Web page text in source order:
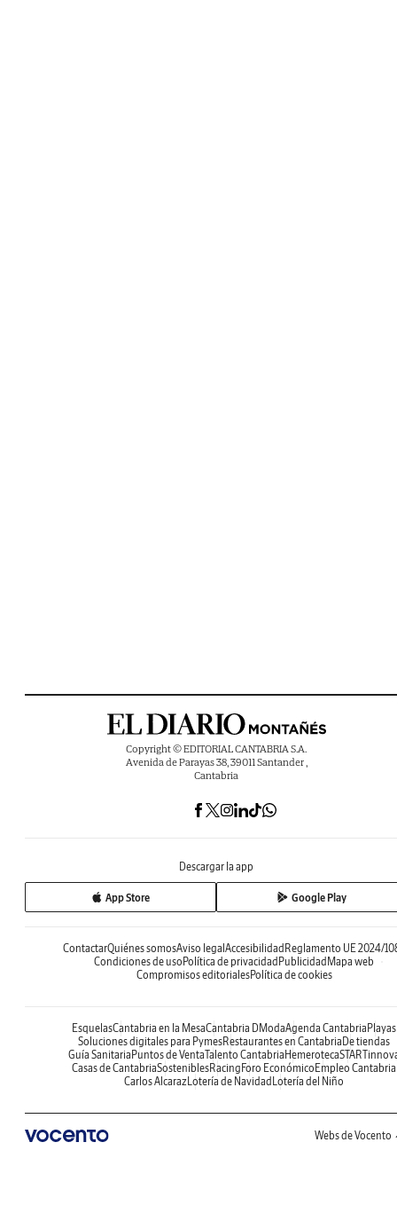
Copyright © EDITORIAL CANTABRIA S.A.
Avenida de Parayas 38, 39011 Santander ,
Cantabria
Descargar la app
App Store Google Play
ContactarQuiénes somosAviso legal Accesibilidad Reglamento UE 2024/
Condiciones de uso Política de privacidad Publicidad Mapa web
Compromisos editorialesPolítica de cookies
EsquelasCantabria en la MesaCantabria DModaAgenda Cantabria Playas
Soluciones digitales para PymesRestaurantes en Cantabria De tiendas
Guía Sanitaria Puntos de VentaTalento Cantabria Hemeroteca
Casas de CantabriaSosteniblesRacing Foro Económico Empleo Cantabria
Carlos AlcarazLotería de Navidad Lotería del Niño
Webs de Vocento